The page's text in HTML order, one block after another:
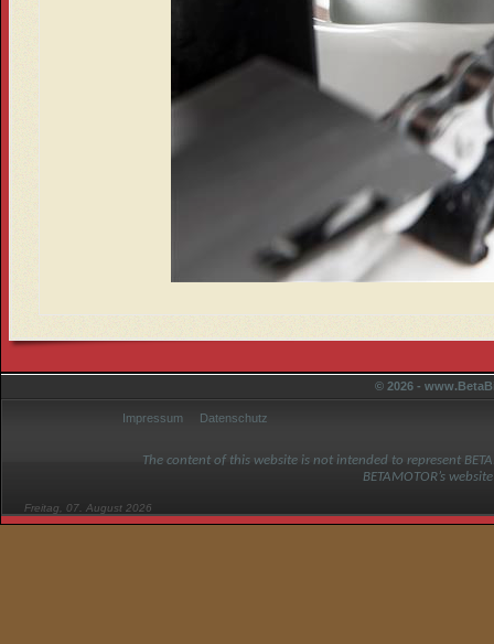
© 2026 -
Impressum Datenschutz
The content of this website is not intended to represent
BETAMOTOR’s
Freitag, 07. August 2026